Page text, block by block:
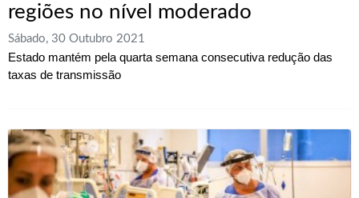
regiões no nível moderado
Sábado, 30 Outubro 2021
Estado mantém pela quarta semana consecutiva redução das
taxas de transmissão